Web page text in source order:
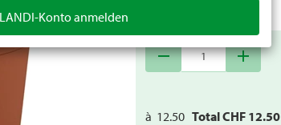
remove add
à 12.50 Total CHF 12.50
Konto anmelden